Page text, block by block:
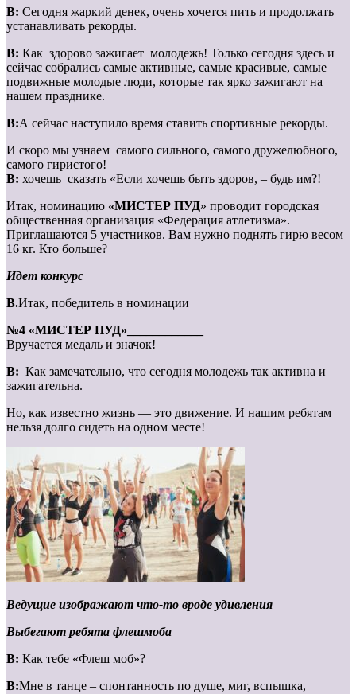
В: Сегодня жаркий денек, очень хочется пить и продолжать
устанавливать рекорды.
В: Как здорово зажигает молодежь! Только сегодня здесь и
сейчас собрались самые активные, самые красивые, самые
подвижные молодые люди, которые так ярко зажигают на
нашем празднике.
В:А сейчас наступило время ставить спортивные рекорды.
И скоро мы узнаем самого сильного, самого дружелюбного,
самого гиристого!
В: хочешь сказать «Если хочешь быть здоров, – будь им?!
Итак, номинацию «МИСТЕР ПУД» проводит городская
общественная организация «Федерация атлетизма».
Приглашаются 5 участников. Вам нужно поднять гирю весом
16 кг. Кто больше?
Идет конкурс
В.Итак, победитель в номинации
№4 «МИСТЕР ПУД»____________
Вручается медаль и значок!
В: Как замечательно, что сегодня молодежь так активна и
зажигательна.
Но, как известно жизнь — это движение. И нашим ребятам
нельзя долго сидеть на одном месте!
Ведущие изображают что-то вроде удивления
Выбегают ребята флешмоба
В: Как тебе «Флеш моб»?
В:Мне в танце – спонтанность по душе, миг, вспышка,